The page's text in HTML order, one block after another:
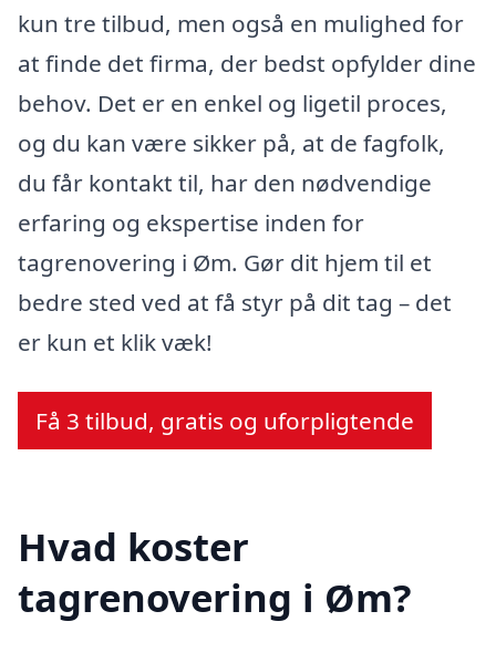
kun tre tilbud, men også en mulighed for
at finde det firma, der bedst opfylder dine
behov. Det er en enkel og ligetil proces,
og du kan være sikker på, at de fagfolk,
du får kontakt til, har den nødvendige
erfaring og ekspertise inden for
tagrenovering i Øm. Gør dit hjem til et
bedre sted ved at få styr på dit tag – det
er kun et klik væk!
Få 3 tilbud, gratis og uforpligtende
Hvad koster
tagrenovering i Øm?